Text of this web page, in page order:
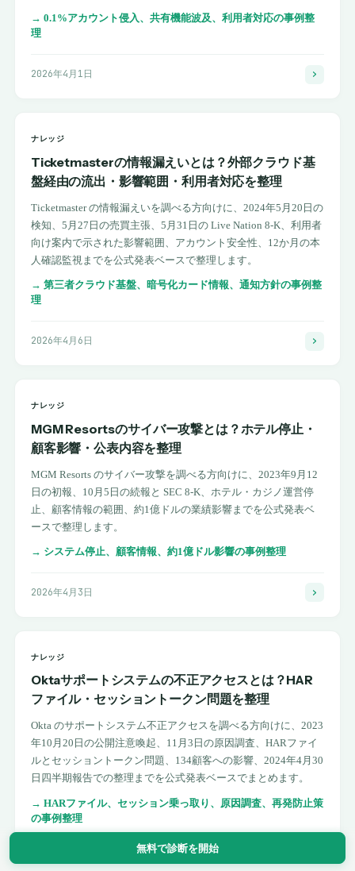
無料で診断を開始
→ 0.1%アカウント侵入、共有機能波及、利用者対応の事例整
理
2026年4月1日
ナレッジ
Ticketmasterの情報漏えいとは？外部クラウド基
盤経由の流出・影響範囲・利用者対応を整理
Ticketmaster の情報漏えいを調べる方向けに、2024年5月20日の
検知、5月27日の売買主張、5月31日の Live Nation 8-K、利用者
向け案内で示された影響範囲、アカウント安全性、12か月の本
人確認監視までを公式発表ベースで整理します。
→ 第三者クラウド基盤、暗号化カード情報、通知方針の事例整
理
2026年4月6日
ナレッジ
MGM Resortsのサイバー攻撃とは？ホテル停止・
顧客影響・公表内容を整理
MGM Resorts のサイバー攻撃を調べる方向けに、2023年9月12
日の初報、10月5日の続報と SEC 8-K、ホテル・カジノ運営停
止、顧客情報の範囲、約1億ドルの業績影響までを公式発表ベ
ースで整理します。
→ システム停止、顧客情報、約1億ドル影響の事例整理
2026年4月3日
ナレッジ
Oktaサポートシステムの不正アクセスとは？HAR
ファイル・セッショントークン問題を整理
Okta のサポートシステム不正アクセスを調べる方向けに、2023
年10月20日の公開注意喚起、11月3日の原因調査、HARファイ
ルとセッショントークン問題、134顧客への影響、2024年4月30
日四半期報告での整理までを公式発表ベースでまとめます。
→ HARファイル、セッション乗っ取り、原因調査、再発防止策
の事例整理